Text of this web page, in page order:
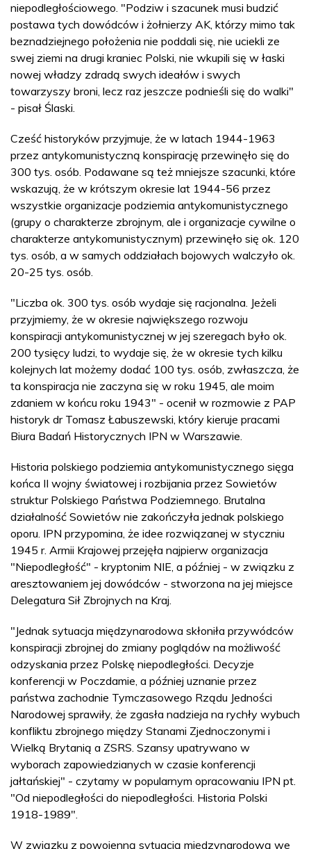
niepodległościowego. "Podziw i szacunek musi budzić
postawa tych dowódców i żołnierzy AK, którzy mimo tak
beznadziejnego położenia nie poddali się, nie uciekli ze
swej ziemi na drugi kraniec Polski, nie wkupili się w łaski
nowej władzy zdradą swych ideałów i swych
towarzyszy broni, lecz raz jeszcze podnieśli się do walki"
- pisał Ślaski.
Cześć historyków przyjmuje, że w latach 1944-1963
przez antykomunistyczną konspirację przewinęło się do
300 tys. osób. Podawane są też mniejsze szacunki, które
wskazują, że w krótszym okresie lat 1944-56 przez
wszystkie organizacje podziemia antykomunistycznego
(grupy o charakterze zbrojnym, ale i organizacje cywilne o
charakterze antykomunistycznym) przewinęło się ok. 120
tys. osób, a w samych oddziałach bojowych walczyło ok.
20-25 tys. osób.
"Liczba ok. 300 tys. osób wydaje się racjonalna. Jeżeli
przyjmiemy, że w okresie największego rozwoju
konspiracji antykomunistycznej w jej szeregach było ok.
200 tysięcy ludzi, to wydaje się, że w okresie tych kilku
kolejnych lat możemy dodać 100 tys. osób, zwłaszcza, że
ta konspiracja nie zaczyna się w roku 1945, ale moim
zdaniem w końcu roku 1943" - ocenił w rozmowie z PAP
historyk dr Tomasz Łabuszewski, który kieruje pracami
Biura Badań Historycznych IPN w Warszawie.
Historia polskiego podziemia antykomunistycznego sięga
końca II wojny światowej i rozbijania przez Sowietów
struktur Polskiego Państwa Podziemnego. Brutalna
działalność Sowietów nie zakończyła jednak polskiego
oporu. IPN przypomina, że idee rozwiązanej w styczniu
1945 r. Armii Krajowej przejęła najpierw organizacja
"Niepodległość" - kryptonim NIE, a później - w związku z
aresztowaniem jej dowódców - stworzona na jej miejsce
Delegatura Sił Zbrojnych na Kraj.
"Jednak sytuacja międzynarodowa skłoniła przywódców
konspiracji zbrojnej do zmiany poglądów na możliwość
odzyskania przez Polskę niepodległości. Decyzje
konferencji w Poczdamie, a później uznanie przez
państwa zachodnie Tymczasowego Rządu Jedności
Narodowej sprawiły, że zgasła nadzieja na rychły wybuch
konfliktu zbrojnego między Stanami Zjednoczonymi i
Wielką Brytanią a ZSRS. Szansy upatrywano w
wyborach zapowiedzianych w czasie konferencji
jałtańskiej" - czytamy w popularnym opracowaniu IPN pt.
"Od niepodległości do niepodległości. Historia Polski
1918-1989".
W związku z powojenną sytuacją międzynarodową we